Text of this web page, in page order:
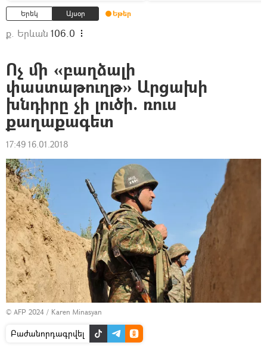
Երեկ Այսօր Եթեր
ք. Երևան 106.0
Ոչ մի «բաղձալի
փաստաթուղթ» Արցախի
խնդիրը չի լուծի. ռուս
քաղաքագետ
17:49 16.01.2018
© AFP 2024 / Karen Minasyan
Բաժանորդագրվել